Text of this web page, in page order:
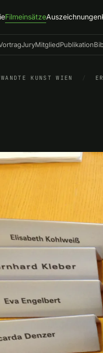
FilmeinsätzeAuszeichnungen
JuryMitgliedPublikation
KUNST WIEN /